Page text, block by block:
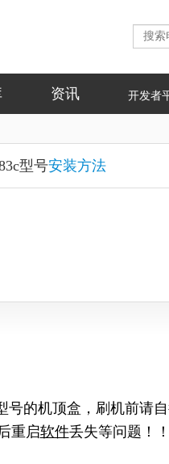
资讯 开发者
型号安装方法
号的机顶盒， 刷机前请
重启软件丢失等问题！！